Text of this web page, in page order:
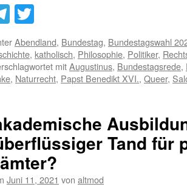
Telegram
Abendland, Bundestag, Bundestagswahl
, katholisch, Philosophie, Politiker,
mitAugustinus, Bundestagsrede,
, Naturrecht, Papst Benedikt XVI., Queer,
Tand für
Juni 11, 2021 von altmod